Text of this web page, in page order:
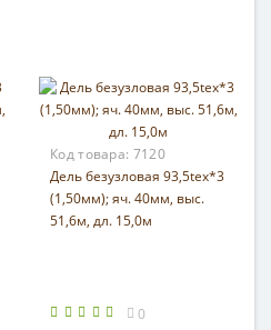
Код товара: 7120
Дель безузловая 93,5tex*3
(1,50мм); яч. 40мм, выс.
51,6м, дл. 15,0м
0